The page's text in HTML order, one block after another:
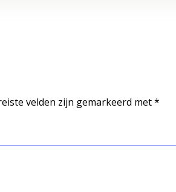
velden zijn gemarkeerd met*